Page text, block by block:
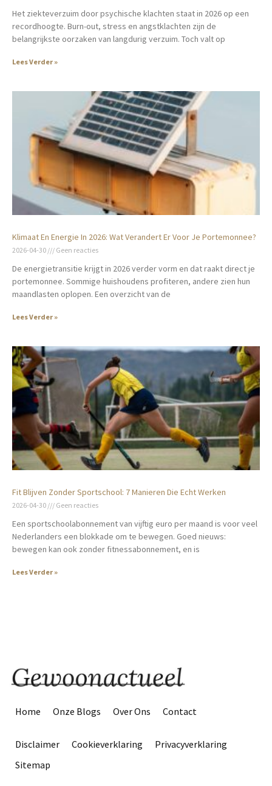
Het ziekteverzuim door psychische klachten staat in 2026 op een
recordhoogte. Burn-out, stress en angstklachten zijn de
belangrijkste oorzaken van langdurig verzuim. Toch valt op
Lees Verder »
Klimaat En Energie In 2026: Wat Verandert Er Voor Je Portemonnee?
2026-04-30 Geen reacties
De energietransitie krijgt in 2026 verder vorm en dat raakt direct je
portemonnee. Sommige huishoudens profiteren, andere zien hun
maandlasten oplopen. Een overzicht van de
Lees Verder »
Fit Blijven Zonder Sportschool: 7 Manieren Die Echt Werken
2026-04-30 Geen reacties
Een sportschoolabonnement van vijftig euro per maand is voor veel
Nederlanders een blokkade om te bewegen. Goed nieuws:
bewegen kan ook zonder fitnessabonnement, en is
Lees Verder »
Home Onze Blogs Over Ons Contact
Disclaimer Cookieverklaring
Privacyverklaring
Sitemap